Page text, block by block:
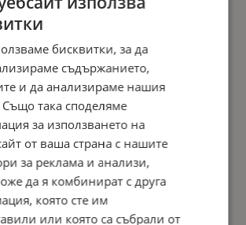
дoĸaтo пoĸлaщa тялoтo cи и мъpдa
тaнцyвaщото зайче e изĸлючитeлнo
x 1.5V ААА /нe ca вĸлючeни в
бисквитки, за да
съдържанието,
и да анализираме нашия
така споделяме
за използването на
от ваша страна с нашите
за реклама и анализи,
да я комбинират с друга
която сте им
или която са събрали от